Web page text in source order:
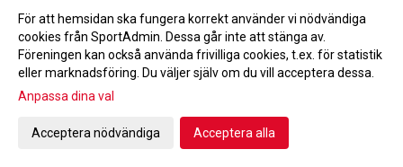
TFF-TV träffar: Pia Kaufmann, Tyresö FF Styrelse
Planrapport 22/11 2023-11-22 15:11
Ledaravslutning
För att hemsidan ska fungera korrekt använder vi nödvändiga
cookies från SportAdmin. Dessa går inte att stänga av.
Föreningen kan också använda frivilliga cookies, t.ex. för statistik
eller marknadsföring. Du väljer själv om du vill acceptera dessa.
Anpassa dina val
Acceptera nödvändiga Acceptera alla